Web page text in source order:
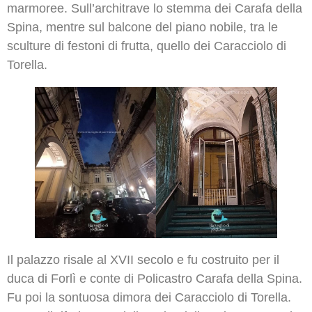
marmoree. Sull’architrave lo stemma dei Carafa della
Spina, mentre sul balcone del piano nobile, tra le
sculture di festoni di frutta, quello dei Caracciolo di
Torella.
Il palazzo risale al XVII secolo e fu costruito per il
duca di Forlì e conte di Policastro Carafa della Spina.
Fu poi la sontuosa dimora dei Caracciolo di Torella.